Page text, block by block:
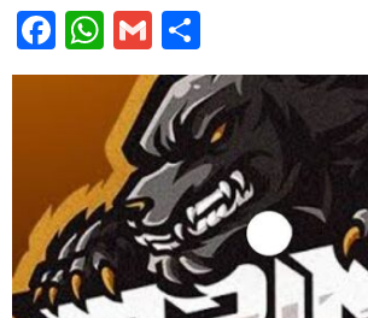
Facebook
WhatsApp
Gmail